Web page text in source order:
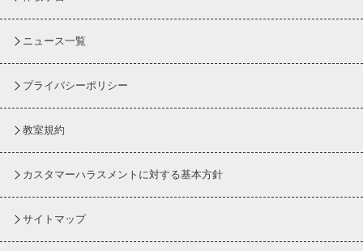
ニュース一覧
プライバシーポリシー
教室規約
カスタマーハラスメントに対する基本方針
サイトマップ